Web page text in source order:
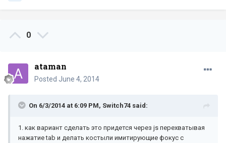
0
ataman
Posted June 4, 2014
On 6/3/2014 at 6:09 PM, Switch74 said:
1. как вариант сделать это придется через js перехватывая
нажатие tab и делать костыли имитирующие фокус с